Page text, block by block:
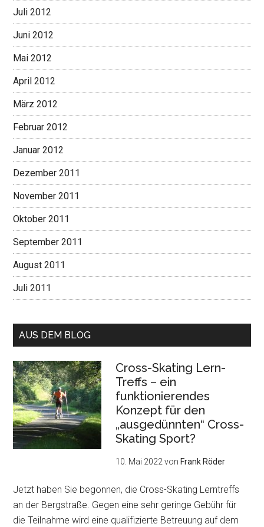
Juli 2012
Juni 2012
Mai 2012
April 2012
März 2012
Februar 2012
Januar 2012
Dezember 2011
November 2011
Oktober 2011
September 2011
August 2011
Juli 2011
AUS DEM BLOG
Cross-Skating Lern-
Treffs – ein
funktionierendes
Konzept für den
„ausgedünnten“ Cross-
Skating Sport?
10. Mai 2022von Frank Röder
Jetzt haben Sie begonnen, die Cross-Skating Lerntreffs
an der Bergstraße. Gegen eine sehr geringe Gebühr für
die Teilnahme wird eine qualifizierte Betreuung auf dem